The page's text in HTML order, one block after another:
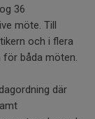
36
möte. Till
och i flera
för båda möten.
där